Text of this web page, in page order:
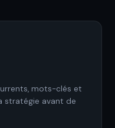
mots-clés et
stratégie avant de